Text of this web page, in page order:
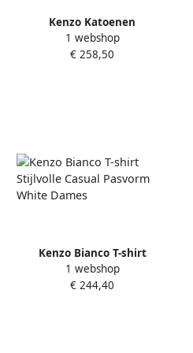
Kenzo Katoenen
Overhemden White Dames
1 webshop
€ 258,50
Kenzo Bianco T-shirt
Stijlvolle Casual Pasvorm
White Dames
1 webshop
€ 244,40